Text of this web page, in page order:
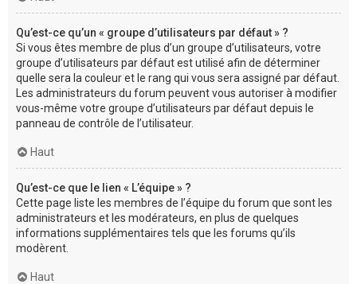
Qu’est-ce qu’un « groupe d’utilisateurs par défaut » ?
Si vous êtes membre de plus d’un groupe d’utilisateurs, votre
groupe d’utilisateurs par défaut est utilisé afin de déterminer
quelle sera la couleur et le rang qui vous sera assigné par défaut.
Les administrateurs du forum peuvent vous autoriser à modifier
vous-même votre groupe d’utilisateurs par défaut depuis le
panneau de contrôle de l’utilisateur.
Haut
Qu’est-ce que le lien « L’équipe » ?
Cette page liste les membres de l’équipe du forum que sont les
administrateurs et les modérateurs, en plus de quelques
informations supplémentaires tels que les forums qu’ils
modèrent.
Haut